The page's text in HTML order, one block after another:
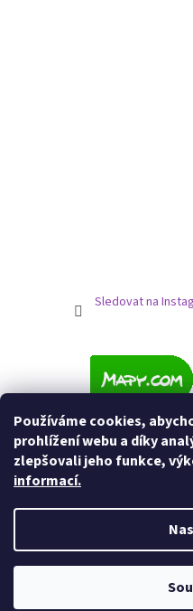
Používáme cookies,
prohlížení webu a díky
zlepšovali jeho funkce,
informací.
Sledovat na
Jezdecké